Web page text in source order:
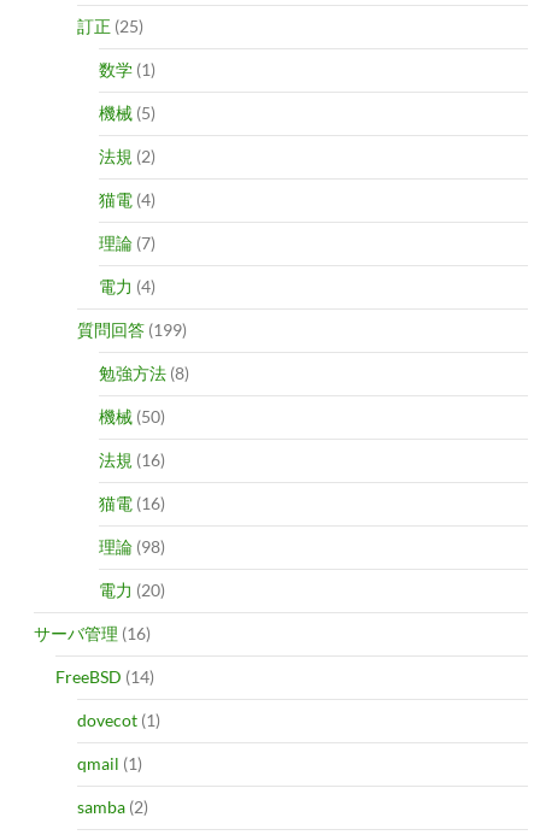
訂正 (25)
数学 (1)
機械 (5)
法規 (2)
猫電 (4)
理論 (7)
電力 (4)
質問回答 (199)
勉強方法 (8)
機械 (50)
法規 (16)
猫電 (16)
理論 (98)
電力 (20)
サーバ管理 (16)
FreeBSD (14)
dovecot (1)
qmail (1)
samba (2)